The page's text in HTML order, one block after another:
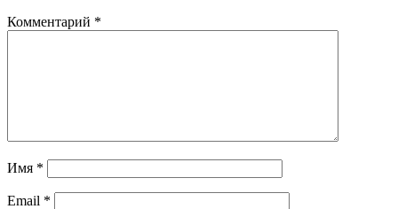
Комментарий *
Имя *
Email *